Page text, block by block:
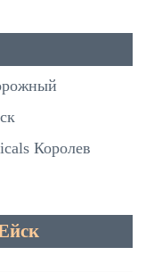
Королев